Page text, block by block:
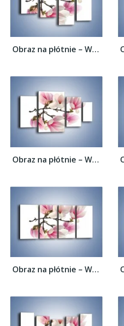
Obraz na płótnie – Wirujące kwiaty...
Obraz na płótnie – Wirujące kwiaty...
Obraz na płótnie – Wirujące kwiaty...